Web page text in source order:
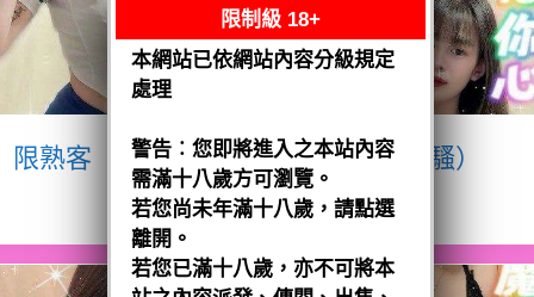
限熟客【八德】宥瑄 泰國$2500（騷）
閱讀全文
限制級 18+
本網站已依網站內容分級規定
處理
警告︰您即將進入之本站內容
需滿十八歲方可瀏覽。
若您尚未年滿十八歲，請點選
離開。
若您已滿十八歲，亦不可將本